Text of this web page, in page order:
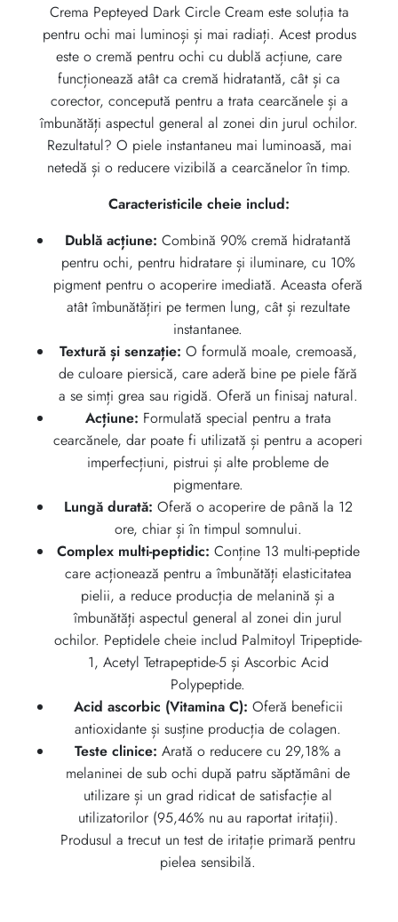
fost:
115 lei.
92 lei.
Crema Pepteyed Dark Circle Cream este soluția ta
pentru ochi mai luminoși și mai radiați. Acest produs
este o cremă pentru ochi cu dublă acțiune, care
funcționează atât ca cremă hidratantă, cât și ca
corector, concepută pentru a trata cearcănele și a
îmbunătăți aspectul general al zonei din jurul ochilor.
Rezultatul? O piele instantaneu mai luminoasă, mai
netedă și o reducere vizibilă a cearcănelor în timp.
Caracteristicile cheie includ:
Dublă acțiune: Combină 90% cremă hidratantă
pentru ochi, pentru hidratare și iluminare, cu 10%
pigment pentru o acoperire imediată. Aceasta oferă
atât îmbunătățiri pe termen lung, cât și rezultate
instantanee.
Textură și senzație: O formulă moale, cremoasă,
de culoare piersică, care aderă bine pe piele fără
a se simți grea sau rigidă. Oferă un finisaj natural.
Acțiune: Formulată special pentru a trata
cearcănele, dar poate fi utilizată și pentru a acoperi
imperfecțiuni, pistrui și alte probleme de
pigmentare.
Lungă durată: Oferă o acoperire de până la 12
ore, chiar și în timpul somnului.
Complex multi-peptidic: Conține 13 multi-peptide
care acționează pentru a îmbunătăți elasticitatea
pielii, a reduce producția de melanină și a
îmbunătăți aspectul general al zonei din jurul
ochilor. Peptidele cheie includ Palmitoyl Tripeptide-
1, Acetyl Tetrapeptide-5 și Ascorbic Acid
Polypeptide.
Acid ascorbic (Vitamina C): Oferă beneficii
antioxidante și susține producția de colagen.
Teste clinice: Arată o reducere cu 29,18% a
melaninei de sub ochi după patru săptămâni de
utilizare și un grad ridicat de satisfacție al
utilizatorilor (95,46% nu au raportat iritații).
Produsul a trecut un test de iritație primară pentru
pielea sensibilă.